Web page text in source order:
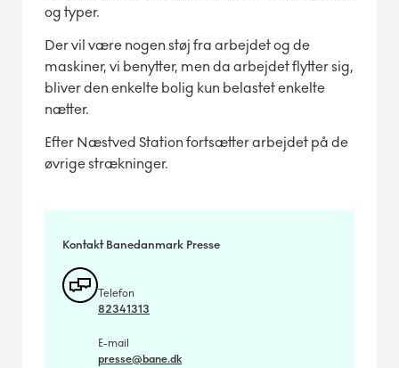
og typer.
Der vil være nogen støj fra arbejdet og de
maskiner, vi benytter, men da arbejdet flytter sig,
bliver den enkelte bolig kun belastet enkelte
nætter.
Efter Næstved Station fortsætter arbejdet på de
øvrige strækninger.
Kontakt Banedanmark Presse
Telefon
82341313
E-mail
presse@bane.dk